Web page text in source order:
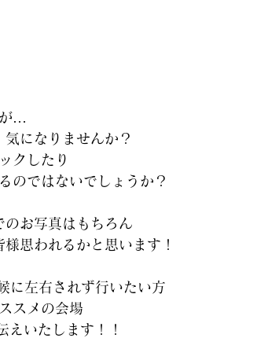
…
になりませんか？
クしたり
のではないでしょうか？
のお写真はもちろん
思われるかと思います！
に左右されず行いたい方
スメの会場
えいたします！！